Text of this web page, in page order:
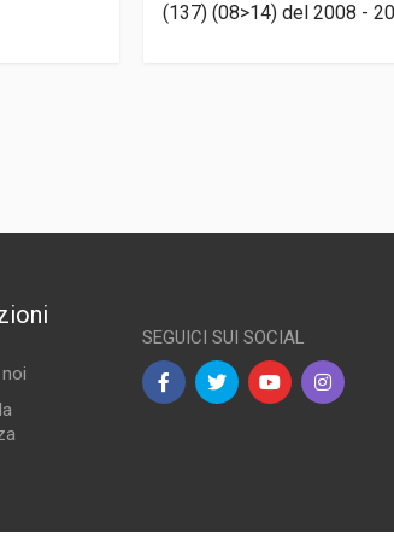
(137) (08>14) del 2008 -
SEGUICI SUI SOCIAL